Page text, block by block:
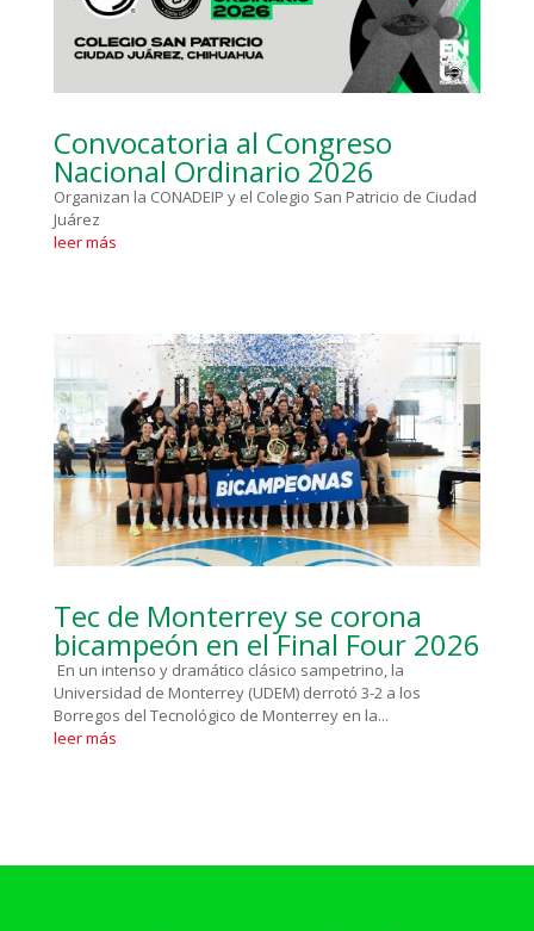
Convocatoria al Congreso
Nacional Ordinario 2026
Organizan la CONADEIP y el Colegio San Patricio de Ciudad
Juárez
leer más
Tec de Monterrey se corona
bicampeón en el Final Four 2026
En un intenso y dramático clásico sampetrino, la
Universidad de Monterrey (UDEM) derrotó 3-2 a los
Borregos del Tecnológico de Monterrey en la...
leer más